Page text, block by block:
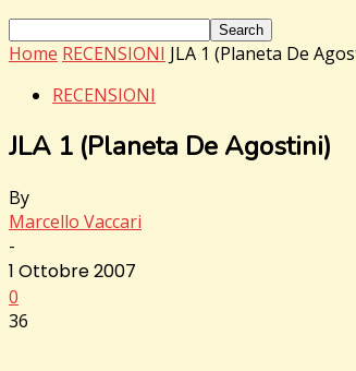
Home RECENSIONI JLA 1 (Planeta De
RECENSIONI
JLA 1 (Planeta De Agostini)
By
Marcello Vaccari
-
1 Ottobre 2007
0
36